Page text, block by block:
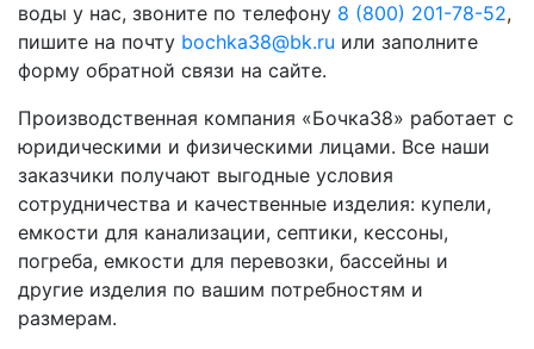
воды у нас, звоните по телефону 8 (800) 201-78-52,
пишите на почту bochka38@bk.ru или заполните
форму обратной связи на сайте.
Производственная компания «Бочка38» работает с
юридическими и физическими лицами. Все наши
заказчики получают выгодные условия
сотрудничества и качественные изделия: купели,
емкости для канализации, септики, кессоны,
погреба, емкости для перевозки, бассейны и
другие изделия по вашим потребностям и
размерам.